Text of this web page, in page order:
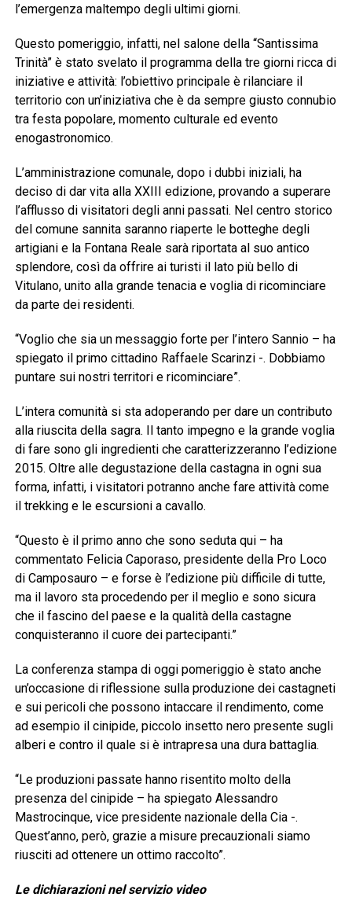
l’emergenza maltempo degli ultimi giorni.
Questo pomeriggio, infatti, nel salone della “Santissima
Trinità” è stato svelato il programma della tre giorni ricca di
iniziative e attività: l’obiettivo principale è rilanciare il
territorio con un’iniziativa che è da sempre giusto connubio
tra festa popolare, momento culturale ed evento
enogastronomico.
L’amministrazione comunale, dopo i dubbi iniziali, ha
deciso di dar vita alla XXIII edizione, provando a superare
l’afflusso di visitatori degli anni passati. Nel centro storico
del comune sannita saranno riaperte le botteghe degli
artigiani e la Fontana Reale sarà riportata al suo antico
splendore, così da offrire ai turisti il lato più bello di
Vitulano, unito alla grande tenacia e voglia di ricominciare
da parte dei residenti.
“Voglio che sia un messaggio forte per l’intero Sannio – ha
spiegato il primo cittadino Raffaele Scarinzi -. Dobbiamo
puntare sui nostri territori e ricominciare”.
L’intera comunità si sta adoperando per dare un contributo
alla riuscita della sagra. Il tanto impegno e la grande voglia
di fare sono gli ingredienti che caratterizzeranno l’edizione
2015. Oltre alle degustazione della castagna in ogni sua
forma, infatti, i visitatori potranno anche fare attività come
il trekking e le escursioni a cavallo.
“Questo è il primo anno che sono seduta qui – ha
commentato Felicia Caporaso, presidente della Pro Loco
di Camposauro – e forse è l’edizione più difficile di tutte,
ma il lavoro sta procedendo per il meglio e sono sicura
che il fascino del paese e la qualità della castagne
conquisteranno il cuore dei partecipanti.”
La conferenza stampa di oggi pomeriggio è stato anche
un’occasione di riflessione sulla produzione dei castagneti
e sui pericoli che possono intaccare il rendimento, come
ad esempio il cinipide, piccolo insetto nero presente sugli
alberi e contro il quale si è intrapresa una dura battaglia.
“Le produzioni passate hanno risentito molto della
presenza del cinipide – ha spiegato Alessandro
Mastrocinque, vice presidente nazionale della Cia -.
Quest’anno, però, grazie a misure precauzionali siamo
riusciti ad ottenere un ottimo raccolto”.
Le dichiarazioni nel servizio video